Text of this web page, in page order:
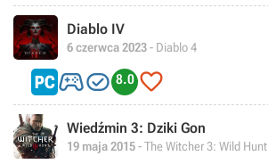
Diablo IV
6 czerwca 2023- Diablo 4
 8.0 
Wiedźmin 3: Dziki Gon
19 maja 2015- The Witcher 3: Wild Hunt